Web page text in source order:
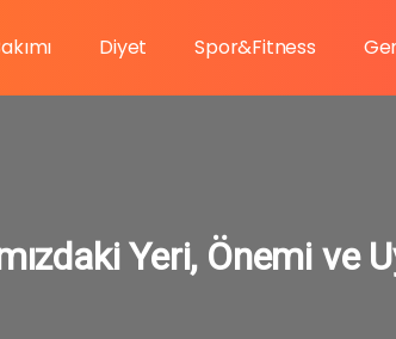
Diyet Spor&Fitness
Yeri, Önemi ve